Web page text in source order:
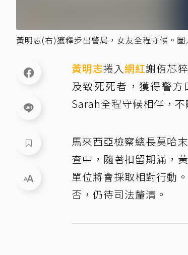
黃明志(右)獲釋步出警局，女友全程守候。
黃明志捲入網紅謝侑芯
及致死死者，獲得警
Sarah全程守候相伴，不
馬來西亞檢察總長莫哈
查中，隨著扣留期滿，
單位將會採取相對行動
否，仍待司法釐清。